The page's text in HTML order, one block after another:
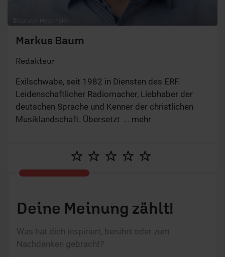
© Carsten Meier / ERF
Markus Baum
Redakteur
Exilschwabe, seit 1982 in Diensten des ERF.
Leidenschaftlicher Radiomacher, Liebhaber der
deutschen Sprache und Kenner der christlichen
Musiklandschaft. Übersetzt Bücher ins Deutsche
... mehr
Deine Meinung zählt!
Was hat dich inspiriert, berührt oder zum
Nachdenken gebracht?